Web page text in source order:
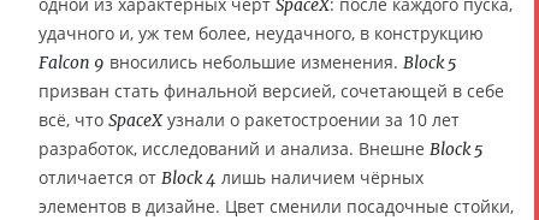
SpaceX
удачного и, уж тем более, неудачного, в конструкцию
Falcon 9 вносились небольшие изменения. Block 5
призван стать финальной версией, сочетающей в себе
всё, что SpaceXузнали о ракетостроении за 10 лет
разработок, исследований и анализа. Внешне Block 5
отличается от Block 4 лишь наличием чёрных
элементов в дизайне. Цвет сменили посадочные стойки,